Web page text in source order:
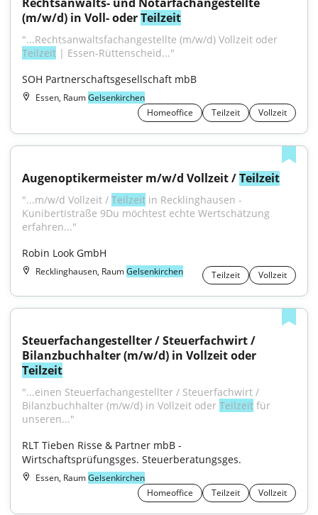
(m/w/d) in Voll- oder Teilzeit
Teilzeit | Essen-Rüttenscheid..."
SOH Partnerschaftsgesellschaft mbB
Essen, RaumGelsenkirchen
Homeoffice
Teilzeit Vollzeit
Augenoptikermeister m/w/d Vollzeit / Teilzeit
"...m/w/d Vollzeit / Teilzeit in Recklinghausen -
Kunibertistraße 9Du möchtest echte Wertschätzung
erfahren..."
Robin Look GmbH
Recklinghausen, RaumGelsenkirchen Teilzeit Vollzeit
Steuerfachangestellter / Steuerfachwirt /
Teilzeit
"...einen Steuerfachangestellter / Steuerfachwirt /
Bilanzbuchhalter (m/w/d) in Vollzeit oder Teilzeit für
unseren..."
RLT Tieben Risse & Partner mbB -
Wirtschaftsprüfungsges. Steuerberatungsges.
Essen, RaumGelsenkirchen
Homeoffice
Teilzeit Vollzeit